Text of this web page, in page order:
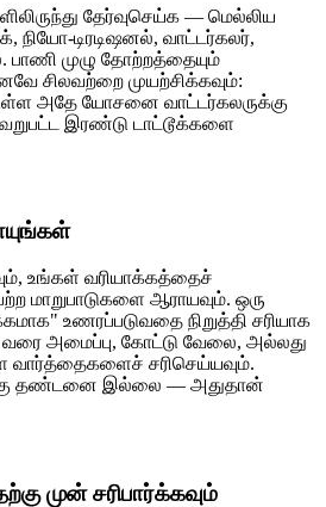
தேர்வுசெய்க — மெல்லிய
நியோ-டிரடிஷனல், வாட்டர்கலர்,
பாணி முழு தோற்றத்தையும்
சிலவற்றை முயற்சிக்கவும்:
அதே யோசனை வாட்டர்கலருக்கு
இரண்டு டாட்டூக்களை
உங்கள் வரியாக்கத்தைச்
மாறுபாடுகளை ஆராயவும். ஒரு
உணரப்படுவதை நிறுத்தி சரியாக
அமைப்பு, கோட்டு வேலை, அல்லது
சரிசெய்யவும்.
தண்டனை இல்லை — அதுதான்
முன் சரிபார்க்கவும்